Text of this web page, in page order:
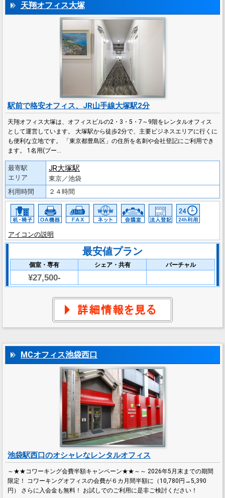
天翔オフィス大塚
駅前で格安オフィス、JR山手線大塚駅2分
天翔オフィス大塚は、オフィスビルの2・3・5・7～9階をレンタルオフィス
として運営しています。 大塚駅から徒歩2分で、主要ビジネスエリアに行くに
も便利な立地です。 「東京都豊島区」の住所を名刺や会社登記にご利用でき
ます。 1名用(ブー…
最寄駅
エリア
JR大塚駅
東京／池袋
利用時間
２４時間
アイコンの説明
最安値プラン
個室・専有 シェア・共有 バーチャル
¥27,500-
MCオフィス池袋西口
池袋駅西口のオシャレなレンタルオフィス
～★★コワーキング会費半額キャンペーン★★～～ 2026年5月末までの期間
限定！ コワーキングオフィスの会費が６カ月間半額に（10,780円→5,390
円） さらに入会金も無料！ お試しでのご利用に是非ご検討ください！